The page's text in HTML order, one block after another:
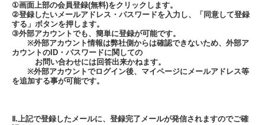
①画面上部の会員登録(無料)をクリックします。
②登録したいメールアドレス・パスワードを入力し、「同意して登録
する」ボタンを押します。
③外部アカウントでも、簡単に登録が可能です。
※外部アカウント情報は弊社側からは確認できないため、外部ア
カウントのID・パスワードに関しての
お問い合わせには回答出来かねます。
※外部アカウントでログイン後、マイページにメールアドレス等
を追加する事が可能です。
Ⅱ.上記で登録したメールに、登録完了メールが発信されますのでご確